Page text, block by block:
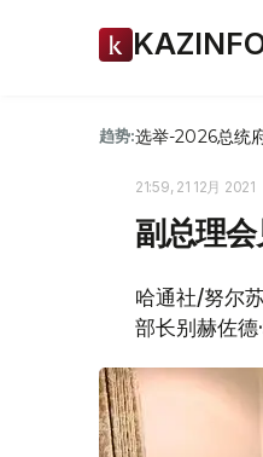
趋势:选举-2026总统
21:59, 21 12月 2021
副总理
哈通社/努尔
部长别赫佐德